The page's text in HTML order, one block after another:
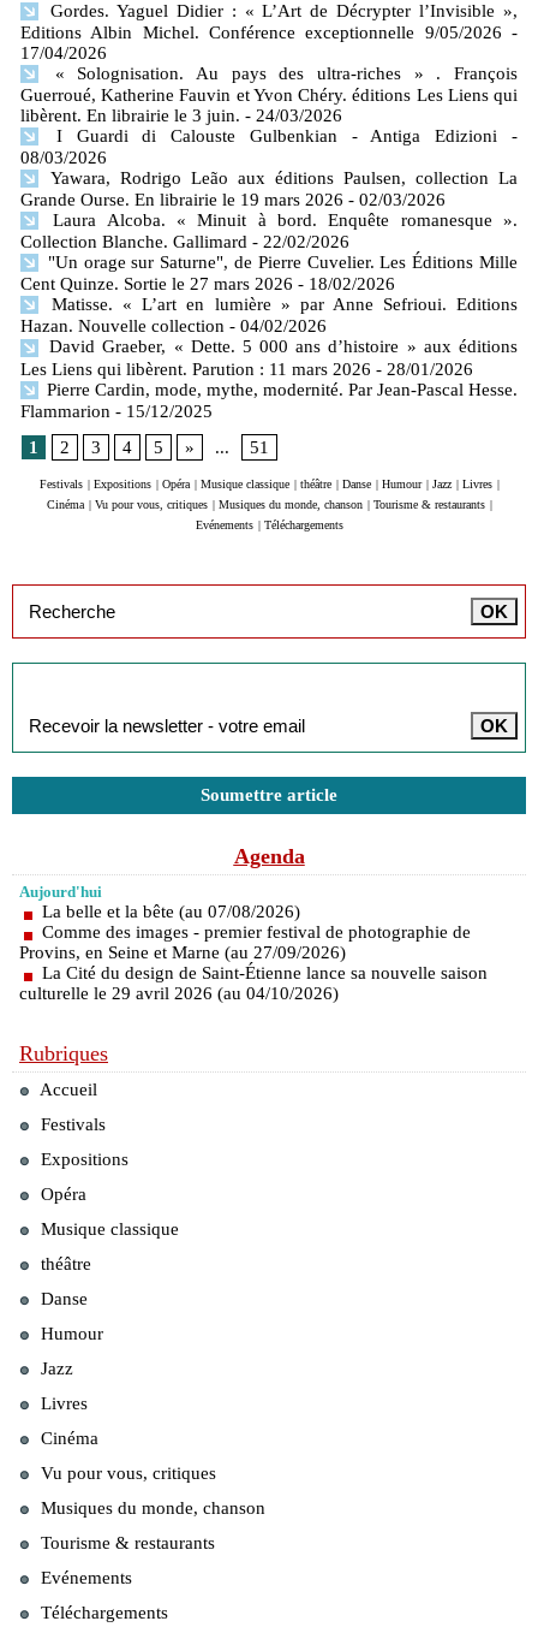
Gordes. Yaguel Didier : « L’Art de Décrypter l’Invisible »,
Editions Albin Michel. Conférence exceptionnelle 9/05/2026 -
17/04/2026
« Solognisation. Au pays des ultra-riches » . François
Guerroué, Katherine Fauvin et Yvon Chéry. éditions Les Liens qui
libèrent. En librairie le 3 juin. - 24/03/2026
I Guardi di Calouste Gulbenkian - Antiga Edizioni
-
08/03/2026
Yawara, Rodrigo Leão aux éditions Paulsen, collection La
Grande Ourse. En librairie le 19 mars 2026 - 02/03/2026
Laura Alcoba. « Minuit à bord. Enquête romanesque ».
Collection Blanche. Gallimard - 22/02/2026
"Un orage sur Saturne", de Pierre Cuvelier. Les Éditions Mille
Cent Quinze. Sortie le 27 mars 2026 - 18/02/2026
Matisse. « L’art en lumière » par Anne Sefrioui. Editions
Hazan. Nouvelle collection - 04/02/2026
David Graeber, « Dette. 5 000 ans d’histoire » aux éditions
Les Liens qui libèrent. Parution : 11 mars 2026 - 28/01/2026
Pierre Cardin, mode, mythe, modernité. Par Jean-Pascal Hesse.
Flammarion - 15/12/2025
1
2 3 4 5 » ... 51
Festivals | Expositions | Opéra | Musique classique | théâtre | Danse | Humour | Jazz | Livres |
Cinéma | Vu pour vous, critiques | Musiques du monde, chanson | Tourisme & restaurants |
Evénements | Téléchargements
Soumettre article
Agenda
Aujourd'hui
La belle et la bête (au 07/08/2026)
Comme des images - premier festival de photographie de
Provins, en Seine et Marne (au 27/09/2026)
La Cité du design de Saint-Étienne lance sa nouvelle saison
culturelle le 29 avril 2026 (au 04/10/2026)
Rubriques
Accueil
Festivals
Expositions
Opéra
Musique classique
théâtre
Danse
Humour
Jazz
Livres
Cinéma
Vu pour vous, critiques
Musiques du monde, chanson
Tourisme & restaurants
Evénements
Téléchargements